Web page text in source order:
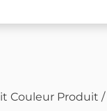
Couleur Produit /